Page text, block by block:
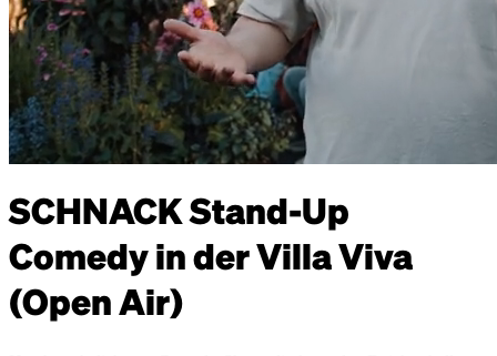
SCHNACK Stand-Up
Comedy in der Villa Viva
(Open Air)